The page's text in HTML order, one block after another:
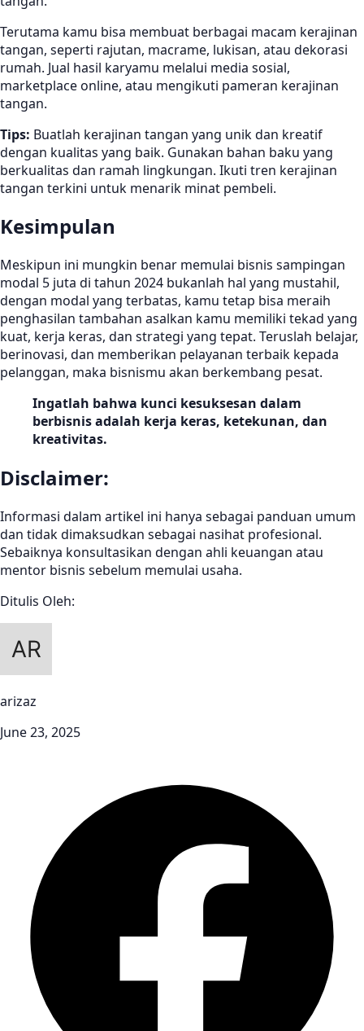
Terutama kamu bisa membuat berbagai macam kerajinan
tangan, seperti rajutan, macrame, lukisan, atau dekorasi
rumah. Jual hasil karyamu melalui media sosial,
marketplace online, atau mengikuti pameran kerajinan
tangan.
Tips: Buatlah kerajinan tangan yang unik dan kreatif
dengan kualitas yang baik. Gunakan bahan baku yang
berkualitas dan ramah lingkungan. Ikuti tren kerajinan
tangan terkini untuk menarik minat pembeli.
Kesimpulan
Meskipun ini mungkin benar memulai bisnis sampingan
modal 5 juta di tahun 2024 bukanlah hal yang mustahil,
dengan modal yang terbatas, kamu tetap bisa meraih
penghasilan tambahan asalkan kamu memiliki tekad yang
kuat, kerja keras, dan strategi yang tepat. Teruslah belajar,
berinovasi, dan memberikan pelayanan terbaik kepada
pelanggan, maka bisnismu akan berkembang pesat.
Ingatlah bahwa kunci kesuksesan dalam
berbisnis adalah kerja keras, ketekunan, dan
kreativitas.
Disclaimer:
Informasi dalam artikel ini hanya sebagai panduan umum
dan tidak dimaksudkan sebagai nasihat profesional.
Sebaiknya konsultasikan dengan ahli keuangan atau
mentor bisnis sebelum memulai usaha.
Ditulis Oleh:
arizaz
June 23, 2025